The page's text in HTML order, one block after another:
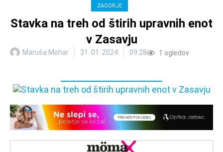
ZAGORJE
Stavka na treh od štirih upravnih enot
v Zasavju
Maruša Mohar 31. 01. 2024 09:28 1 ogledov